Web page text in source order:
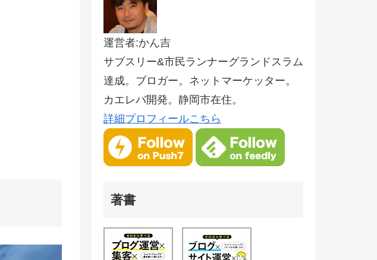
運営者:かん吉
サブスリー&市民ランナーグランドスラム
達成。ブロガー。ネットマーケッター。
カエレバ開発。静岡市在住。
詳細プロフィールこちら
著書